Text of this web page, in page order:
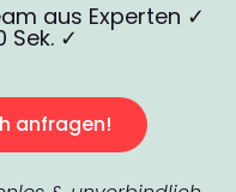
aus Experten ✓
Sek. ✓
anfragen!